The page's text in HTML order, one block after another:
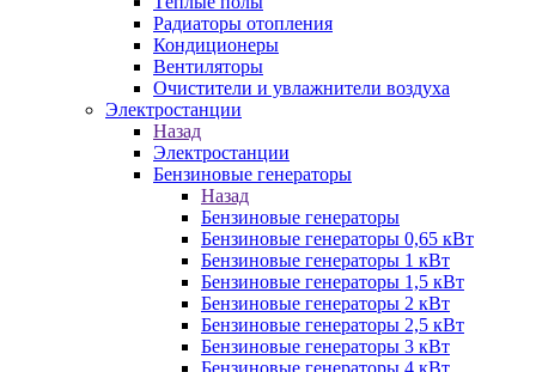
Радиаторы отопления
Кондиционеры
Вентиляторы
Очистители и увлажнители воздуха
Электростанции
Назад
Электростанции
Бензиновые генераторы
Назад
Бензиновые генераторы
Бензиновые генераторы 0,65 кВт
Бензиновые генераторы 1 кВт
Бензиновые генераторы 1,5 кВт
Бензиновые генераторы 2 кВт
Бензиновые генераторы 2,5 кВт
Бензиновые генераторы 3 кВт
Бензиновые генераторы 4 кВт